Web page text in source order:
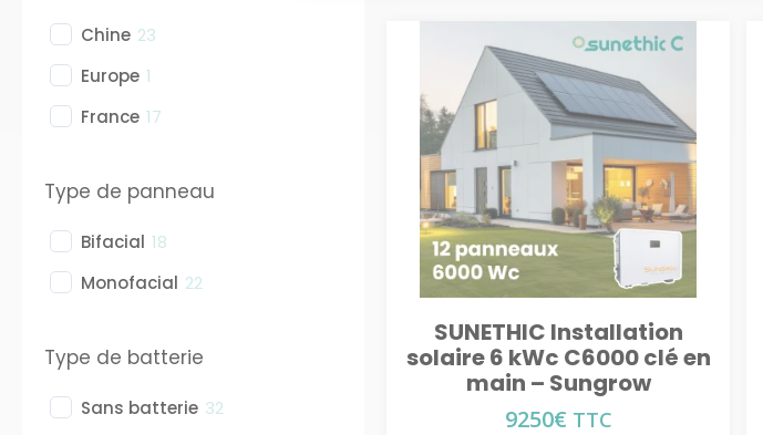
Chine 23
Europe 1
France 17
Type de panneau
Bifacial 18
Monofacial 22
Type de batterie
Sans batterie 32
SUNETHIC Installation
solaire 6 kWc C6000 clé en
main – Sungrow
9250€ TTC